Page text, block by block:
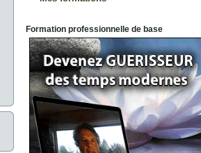
Formation professionnelle de base